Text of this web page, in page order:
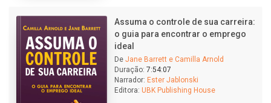
Assuma o controle de sua carreira:
o guia para encontrar o emprego
ideal
De Jane Barrett e Camilla Arnold
Duração: 7:54:07
Narrador: Ester Jablonski
Editora: UBK Publishing House